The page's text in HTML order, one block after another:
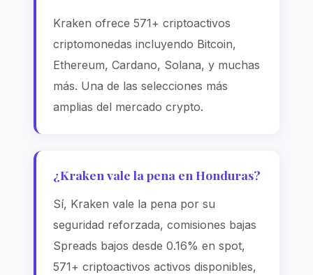
Kraken ofrece 571+ criptoactivos
criptomonedas incluyendo Bitcoin,
Ethereum, Cardano, Solana, y muchas
más. Una de las selecciones más
amplias del mercado crypto.
¿Kraken vale la pena en Honduras?
Sí, Kraken vale la pena por su
seguridad reforzada, comisiones bajas
Spreads bajos desde 0.16% en spot,
571+ criptoactivos activos disponibles,